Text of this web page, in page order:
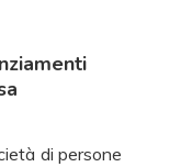
di persone